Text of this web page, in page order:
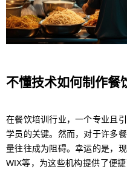
不懂技术如何制作餐
在餐饮培训行业，一个专业且
学员的关键。然而，对于许多
量往往成为阻碍。幸运的是，
WIX等，为这些机构提供了便